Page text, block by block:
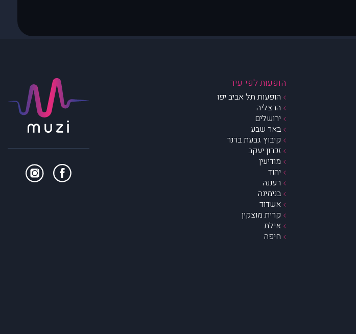
הופעות לפי עיר
הופעות תל אביב יפו
הרצליה
ירושלים
באר שבע
קיבוץ גבעת ברנר
זכרון יעקב
מודיעין
יהוד
רעננה
בנימינה
אשדוד
קרית מוצקין
אילת
חיפה